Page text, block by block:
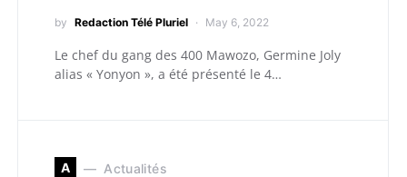
by Redaction Télé Pluriel May 6, 2022
Le chef du gang des 400 Mawozo, Germine Joly
alias « Yonyon », a été présenté le 4…
A Actualités